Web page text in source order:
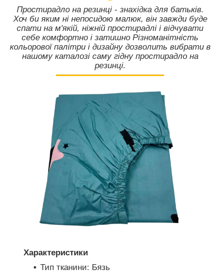
Простирадло на резинці - знахідка для батьків.
Хоч би яким ні непосидою малюк, він завжди буде
спати на м'якій, ніжній простирадлі і відчувати
себе комфортно і затишно Різноманітність
кольорової палітри і дизайну дозволить вибрати в
нашому каталозі саму гідну простирадло на
резинці.
Характеристики
Тип тканини: Бязь